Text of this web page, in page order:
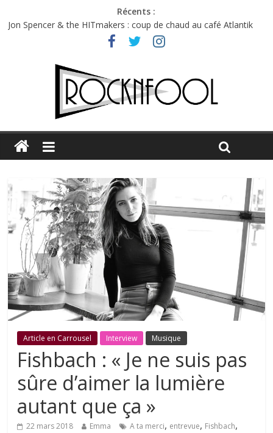
Récents :
Charlie Puth à l’Olympia : la leçon de pop du Professeur Puth
Jon Spencer & the HITmakers : coup de chaud au café Atlantik
Hellfest 2026 vendredi : température et émotions en hausse
Hellfest 2026 jeudi : impossible de choisir entre chaleur et bonne
Première édition du Midgard Festival : entre bière, métal et
Article en Carrousel Interview Musique
Fishbach : « Je ne suis pas
sûre d’aimer la lumière
autant que ça »
22 mars 2018 Emma A ta merci, entrevue, Fishbach,